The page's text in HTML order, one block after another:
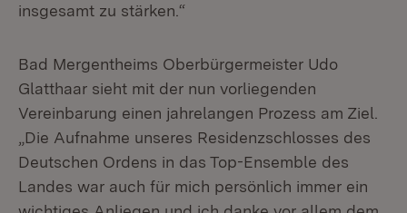
insgesamt zu stärken.“
Bad Mergentheims Oberbürgermeister Udo
Glatthaar sieht mit der nun vorliegenden
Vereinbarung einen jahrelangen Prozess am Ziel.
„Die Aufnahme unseres Residenzschlosses des
Deutschen Ordens in das Top-Ensemble des
Landes war auch für mich persönlich immer ein